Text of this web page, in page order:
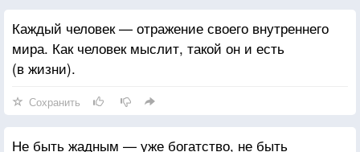
Каждый человек — отражение своего внутреннего
мира. Как человек мыслит, такой он и есть
(в жизни).
Сохранить
Не быть жадным — уже богатство, не быть